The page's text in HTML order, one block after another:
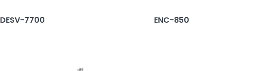
DESV-7700 ENC-850